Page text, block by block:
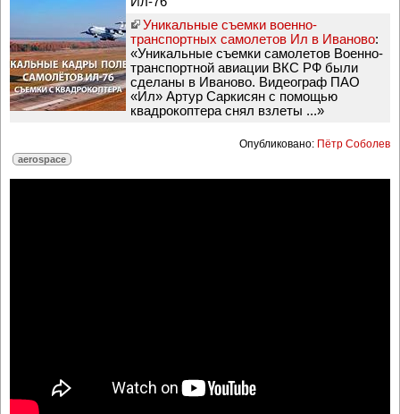
Уникальные съемки военно-
транспортных самолетов Ил в Иваново:
«Уникальные съемки самолетов Военно-
транспортной авиации ВКС РФ были
сделаны в Иваново. Видеограф ПАО
«Ил» Артур Саркисян с помощью
квадрокоптера снял взлеты ...»
Опубликовано: Пётр Соболев
aerospace